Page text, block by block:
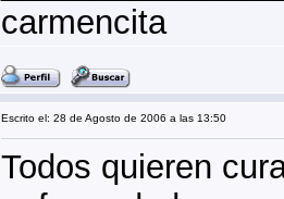
carmencita
Escrito el: 28 de Agosto de 2006 a las 13:50
Todos quieren